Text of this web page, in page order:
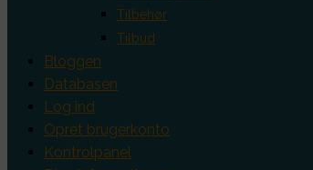
Tilbehør
Tilbud
Bloggen
Databasen
Log ind
Opret brugerkonto
Kontrolpanel